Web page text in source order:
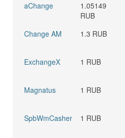
aChange
1.05149
RUB
Change AM
1.3 RUB
ExchangeX
1 RUB
Magnatus
1 RUB
SpbWmCasher
1 RUB